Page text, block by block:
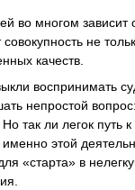
во многом
не
качеств.
воспринимать
непростой
так ли легок путь
этой
«старта» в